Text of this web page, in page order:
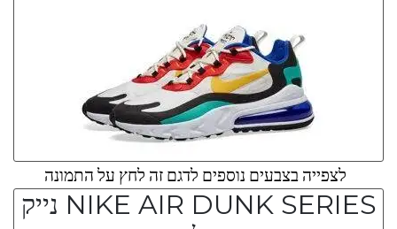
לצפייה בצבעים נוספים לדגם זה לחץ על התמונה
NIKE AIR DUNK SERIES נייק